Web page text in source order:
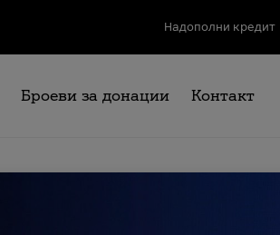
Надополни кредит
Броеви за донации Контакт